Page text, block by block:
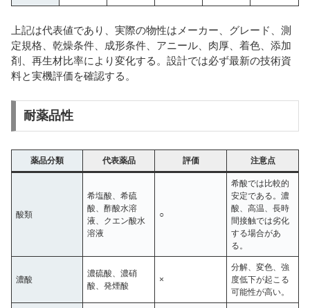
上記は代表値であり、実際の物性はメーカー、グレード、測
定規格、乾燥条件、成形条件、アニール、肉厚、着色、添加
剤、再生材比率により変化する。設計では必ず最新の技術資
料と実機評価を確認する。
耐薬品性
薬品分類 代表薬品 評価 注意点
酸類
希塩酸、希硫
酸、酢酸水溶
液、クエン酸水
溶液
○
希酸では比較的
安定である。濃
酸、高温、長時
間接触では劣化
する場合があ
る。
濃酸
濃硫酸、濃硝
酸、発煙酸
×
分解、変色、強
度低下が起こる
可能性が高い。